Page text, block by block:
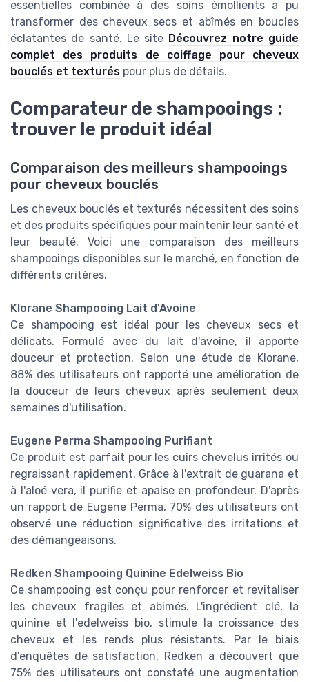
essentielles combinée à des soins émollients a pu
transformer des cheveux secs et abîmés en boucles
éclatantes de santé. Le site Découvrez notre guide
complet des produits de coiffage pour cheveux
bouclés et texturés pour plus de détails.
Comparateur de shampooings :
trouver le produit idéal
Comparaison des meilleurs shampooings
pour cheveux bouclés
Les cheveux bouclés et texturés nécessitent des soins
et des produits spécifiques pour maintenir leur santé et
leur beauté. Voici une comparaison des meilleurs
shampooings disponibles sur le marché, en fonction de
différents critères.
Klorane Shampooing Lait d'Avoine
Ce shampooing est idéal pour les cheveux secs et
délicats. Formulé avec du lait d'avoine, il apporte
douceur et protection. Selon une étude de Klorane,
88% des utilisateurs ont rapporté une amélioration de
la douceur de leurs cheveux après seulement deux
semaines d'utilisation.
Eugene Perma Shampooing Purifiant
Ce produit est parfait pour les cuirs chevelus irrités ou
regraissant rapidement. Grâce à l'extrait de guarana et
à l'aloé vera, il purifie et apaise en profondeur. D'après
un rapport de Eugene Perma, 70% des utilisateurs ont
observé une réduction significative des irritations et
des démangeaisons.
Redken Shampooing Quinine Edelweiss Bio
Ce shampooing est conçu pour renforcer et revitaliser
les cheveux fragiles et abimés. L'ingrédient clé, la
quinine et l'edelweiss bio, stimule la croissance des
cheveux et les rends plus résistants. Par le biais
d'enquêtes de satisfaction, Redken a découvert que
75% des utilisateurs ont constaté une augmentation